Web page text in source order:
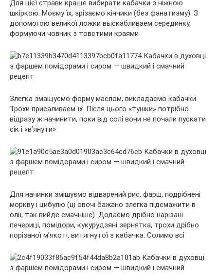
Для цієї страви краще вибирати кабачки з ніжною
шкіркою. Моєму їх, зрізаємо кінчики (без фанатизму). З
допомогою великої ложки выскабливаем серединку,
формуючи човник з товстими краями
Злегка змащуємо форму маслом, викладаємо кабачки.
Трохи присаливаем їх. Після цього «тушки» потрібно
відразу ж начинити, поки від солі вони не почали пускати
сік і «в’янути»
Для начинки змішуємо відварений рис, фарш, подрібнені
моркву і цибулю (ці овочі бажано злегка підсмажити в
олії, так вийде смачніше). Додаємо дрібно нарізані
печериці, помідори, кукурудзяні зернятка, трохи дрібно
порізаної м’якоті, витягнутої з кабачка. Солимо всі